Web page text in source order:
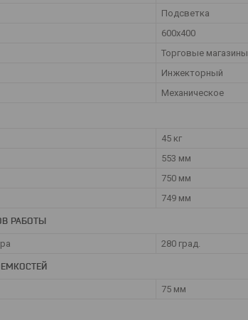
Подсветка
600x400
Торговые
Инжекторный
Механическое
45 кг
553 мм
750 мм
749 мм
РАБОТЫ
280 град.
75 мм